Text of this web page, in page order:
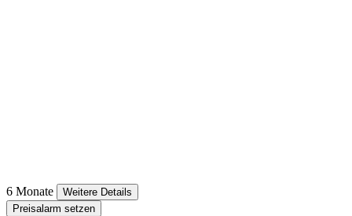
6 Monate
Weitere Details
Preisalarm setzen